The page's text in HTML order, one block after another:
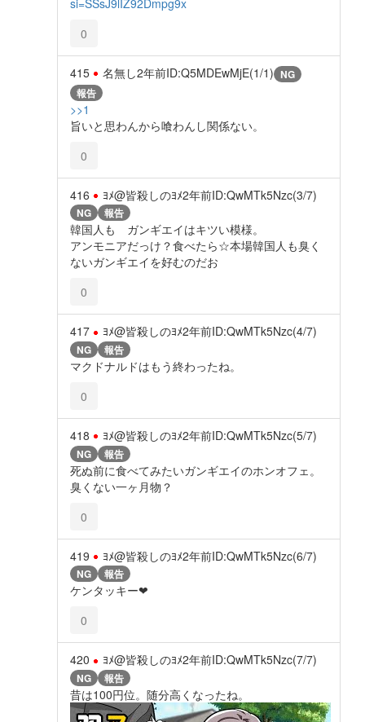
0
415 名無し2年前ID:Q5MDEwMjE(1/1) NG
報告
>>1
旨いと思わんから喰わんし関係ない。
0
416 ﾖﾒ@皆殺しのﾖﾒ2年前ID:QwMTk5Nzc(3/7)
NG 報告
韓国人も ガンギエイはキツい模様。
アンモニアだっけ？食べたら☆本場韓国人も臭く
ないガンギエイを好むのだお
0
417 ﾖﾒ@皆殺しのﾖﾒ2年前ID:QwMTk5Nzc(4/7)
NG 報告
マクドナルドはもう終わったね。
0
418 ﾖﾒ@皆殺しのﾖﾒ2年前ID:QwMTk5Nzc(5/7)
NG 報告
死ぬ前に食べてみたいガンギエイのホンオフェ。
臭くない一ヶ月物？
0
419 ﾖﾒ@皆殺しのﾖﾒ2年前ID:QwMTk5Nzc(6/7)
NG 報告
ケンタッキー❤
0
420 ﾖﾒ@皆殺しのﾖﾒ2年前ID:QwMTk5Nzc(7/7)
NG 報告
昔は100円位。随分高くなったね。